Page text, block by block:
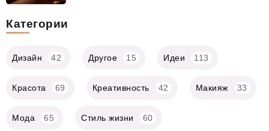
Категории
Дизайн 42 Другое 15 Идеи 113
Красота 69 Креативность 42 Макияж 33
Мода 65 Стиль жизни 60